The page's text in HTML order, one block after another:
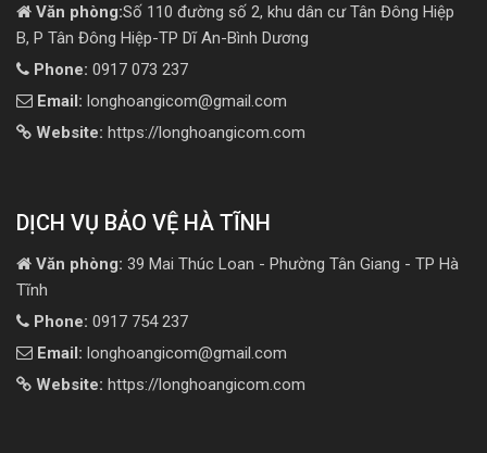
Văn phòng:Số 110 đường số 2, khu dân cư Tân Đông Hiệp
B, P Tân Đông Hiệp-TP Dĩ An-Bình Dương
Phone: 0917 073 237
Email: longhoangicom@gmail.com
Website: https://longhoangicom.com
DỊCH VỤ BẢO VỆ HÀ TĨNH
Văn phòng: 39 Mai Thúc Loan - Phường Tân Giang - TP Hà
Tĩnh
Phone: 0917 754 237
Email: longhoangicom@gmail.com
Website: https://longhoangicom.com